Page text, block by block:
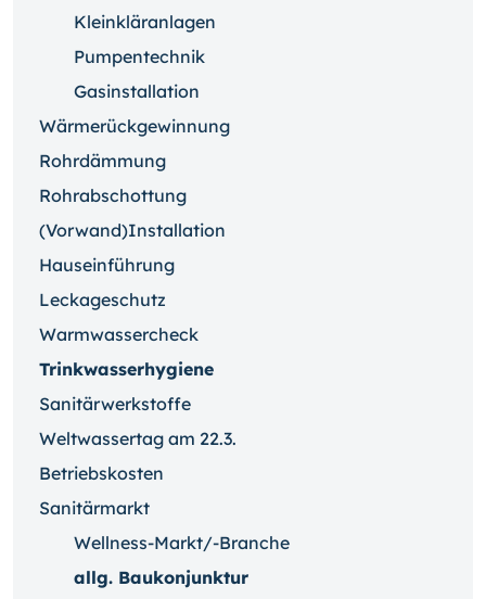
Kleinkläranlagen
Pumpentechnik
Gasinstallation
Wärmerückgewinnung
Rohrdämmung
Rohrabschottung
(Vorwand)Installation
Hauseinführung
Leckageschutz
Warmwassercheck
Trinkwasserhygiene
Sanitärwerkstoffe
Weltwassertag am 22.3.
Betriebskosten
Sanitärmarkt
Wellness-Markt/-Branche
allg. Baukonjunktur